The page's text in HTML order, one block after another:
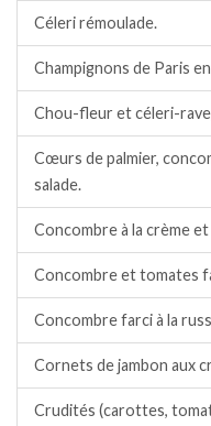
Céleri rémoulade.
Champignons de Paris
Chou-fleur et céleri-
Cœurs de palmier,
salade.
Concombre à la crème
Concombre et tomates
Concombre farci à la
Cornets de jambon aux
Crudités (carottes,